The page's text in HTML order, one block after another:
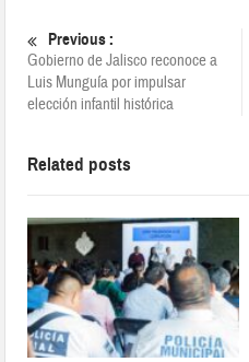
Previous :
Gobierno de Jalisco reconoce a
Luis Munguía por impulsar
elección infantil histórica
Related posts